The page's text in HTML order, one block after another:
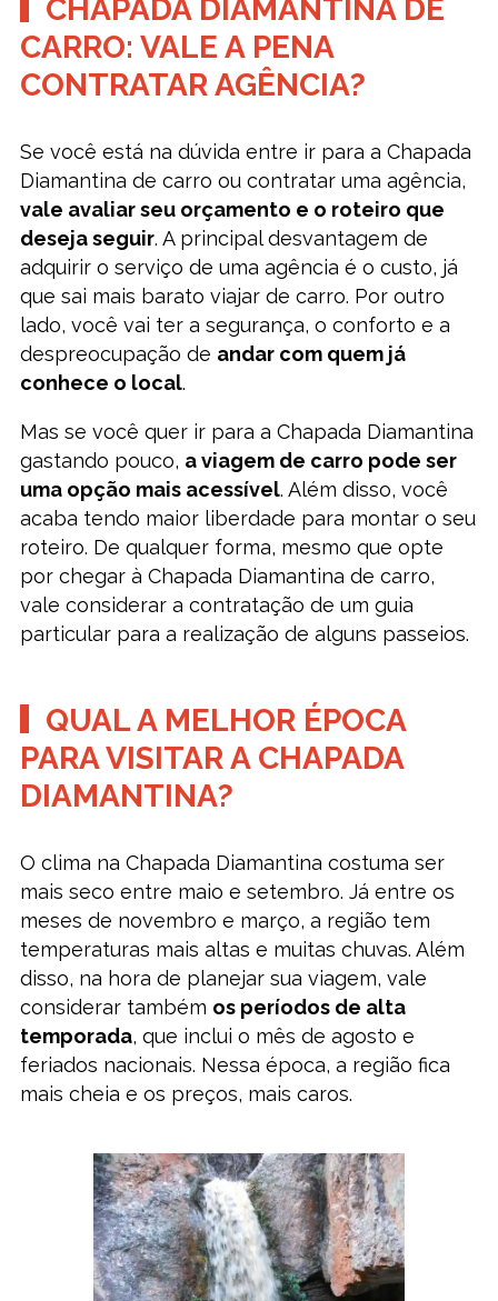
CHAPADA DIAMANTINA DE
CARRO: VALE A PENA
CONTRATAR AGÊNCIA?
Se você está na dúvida entre ir para a Chapada
Diamantina de carro ou contratar uma agência,
vale avaliar seu orçamento e o roteiro que
deseja seguir. A principal desvantagem de
adquirir o serviço de uma agência é o custo, já
que sai mais barato viajar de carro. Por outro
lado, você vai ter a segurança, o conforto e a
despreocupação de andar com quem já
conhece o local.
Mas se você quer ir para a Chapada Diamantina
gastando pouco, a viagem de carro pode ser
uma opção mais acessível. Além disso, você
acaba tendo maior liberdade para montar o seu
roteiro. De qualquer forma, mesmo que opte
por chegar à Chapada Diamantina de carro,
vale considerar a contratação de um guia
particular para a realização de alguns passeios.
QUAL A MELHOR ÉPOCA
PARA VISITAR A CHAPADA
DIAMANTINA?
O clima na Chapada Diamantina costuma ser
mais seco entre maio e setembro. Já entre os
meses de novembro e março, a região tem
temperaturas mais altas e muitas chuvas. Além
disso, na hora de planejar sua viagem, vale
considerar também os períodos de alta
temporada, que inclui o mês de agosto e
feriados nacionais. Nessa época, a região fica
mais cheia e os preços, mais caros.